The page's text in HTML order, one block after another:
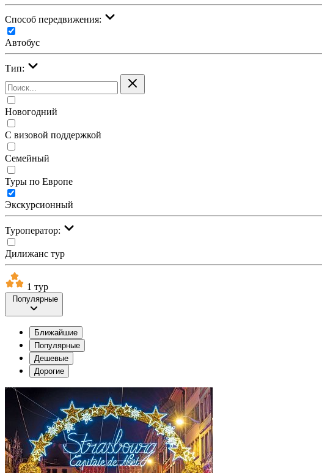
Cпособ передвижения:
Автобус
Тип:
Новогодний
С визовой поддержкой
Семейный
Туры по Европе
Экскурсионный
Туроператор:
Дилижанс тур
1 тур
Популярные
Ближайшие
Популярные
Дешевые
Дорогие